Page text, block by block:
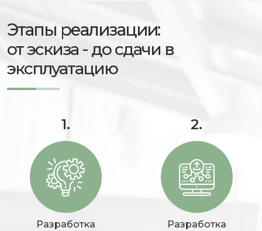
Этапы реализации:
от эскиза - до сдачи в
эксплуатацию
1.
Разработка
2.
Разработка